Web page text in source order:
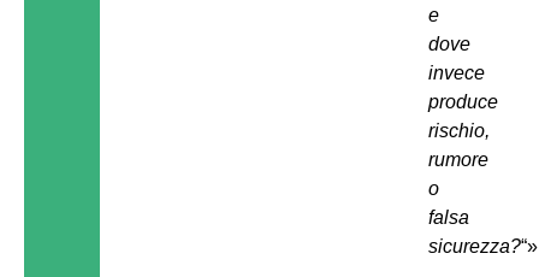
e
dove
invece
produce
rischio,
rumore
o
falsa
sicurezza?